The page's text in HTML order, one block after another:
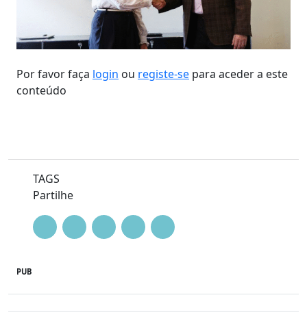
Por favor faça login ou registe-se para aceder a este
conteúdo
TAGS
Partilhe
PUB